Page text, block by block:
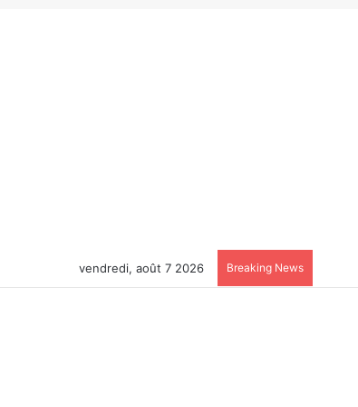
vendredi, août 7 2026 Breaking News